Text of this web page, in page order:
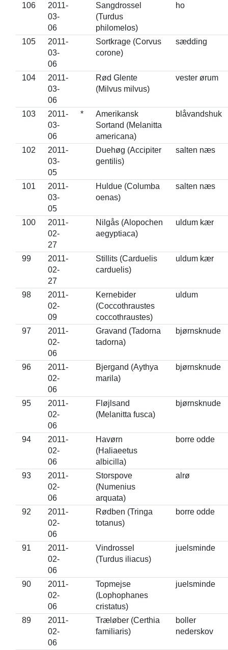
106
2011-
03-
06
Sangdrossel
(Turdus
philomelos)
ho
105
2011-
03-
06
Sortkrage (Corvus
corone)
sædding
104
2011-
03-
06
Rød Glente
(Milvus milvus)
vester ørum
103
2011-
03-
06
*
Amerikansk
Sortand (Melanitta
americana)
blåvandshuk
102
2011-
03-
05
Duehøg (Accipiter
gentilis)
salten næs
101
2011-
03-
05
Huldue (Columba
oenas)
salten næs
100
2011-
02-
27
Nilgås (Alopochen
aegyptiaca)
uldum kær
99
2011-
02-
27
Stillits (Carduelis
carduelis)
uldum kær
98
2011-
02-
09
Kernebider
(Coccothraustes
coccothraustes)
uldum
97
2011-
02-
06
Gravand (Tadorna
tadorna)
bjørnsknude
96
2011-
02-
06
Bjergand (Aythya
marila)
bjørnsknude
95
2011-
02-
06
Fløjlsand
(Melanitta fusca)
bjørnsknude
94
2011-
02-
06
Havørn
(Haliaeetus
albicilla)
borre odde
93
2011-
02-
06
Storspove
(Numenius
arquata)
alrø
92
2011-
02-
06
Rødben (Tringa
totanus)
borre odde
91
2011-
02-
06
Vindrossel
(Turdus iliacus)
juelsminde
90
2011-
02-
06
Topmejse
(Lophophanes
cristatus)
juelsminde
89
2011-
02-
06
Træløber (Certhia
familiaris)
boller
nederskov